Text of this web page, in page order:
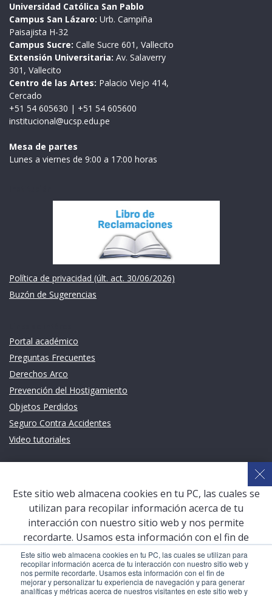
Este sitio web almacena cookies en tu PC, las cuales se utilizan para
recopilar información acerca de tu interacción con nuestro sitio web y
nos permite recordarte. Usamos esta información con el fin de
mejorar y personalizar tu experiencia de navegación y para generar
analíticas y métricas acerca de nuestros visitantes en este sitio web y
Universidad Católica San Pablo
Campus San Lázaro: Urb. Campiña
Paisajista H-32
Campus Sucre: Calle Sucre 601, Vallecito
Extensión Universitaria: Av. Salaverry
301, Vallecito
Centro de las Artes: Palacio Viejo 414,
Cercado
+51 54 605630 | +51 54 605600
institucional@ucsp.edu.pe
Mesa de partes
Lunes a viernes de 9:00 a 17:00 horas
Política de privacidad (últ. act. 30/06/2026)
Buzón de Sugerencias
Portal académico
Preguntas Frecuentes
Derechos Arco
Prevención del Hostigamiento
Objetos Perdidos
Seguro Contra Accidentes
Video tutoriales
Sistema de Gestión Académica (SGA)
Defensoría Universitaria
Terceros vinculados
San Pablo Mail
Aula Virtual Pregrado
Aula Virtual Postgrado
Este sitio web almacena cookies en tu PC, las cuales se
utilizan para recopilar información acerca de tu
interacción con nuestro sitio web y nos permite
recordarte. Usamos esta información con el fin de
mejorar y personalizar tu experiencia de navegación y
para generar analíticas y métricas acerca de nuestros
visitantes en este sitio web y otros medios de